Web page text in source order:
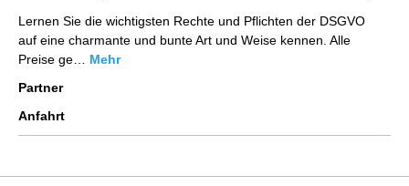
Lernen Sie die wichtigsten Rechte und Pflichten der DSGVO
auf eine charmante und bunte Art und Weise kennen. Alle
Preise ge… Mehr
Partner
Anfahrt